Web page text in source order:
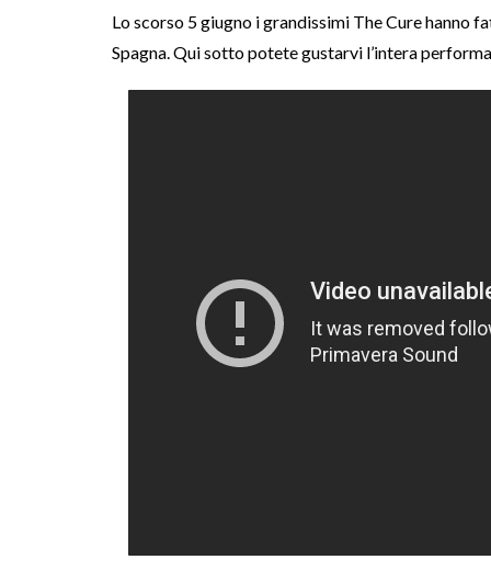
Lo scorso 5 giugno i grandissimi The Cure hanno
Spagna. Qui sotto potete gustarvi l’intera